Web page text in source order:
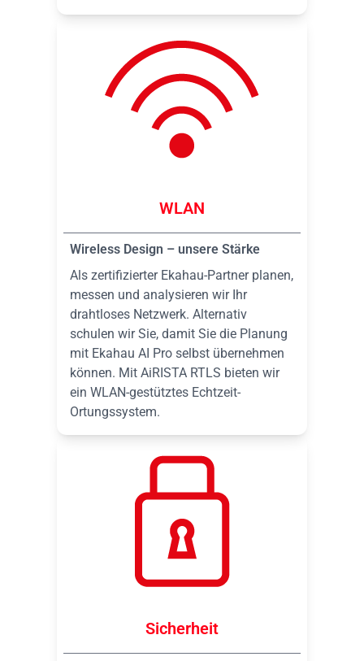
WLAN
Wireless Design – unsere Stärke
Als zertifizierter Ekahau-Partner planen,
messen und analysieren wir Ihr
drahtloses Netzwerk. Alternativ
schulen wir Sie, damit Sie die Planung
mit Ekahau AI Pro selbst übernehmen
können. Mit AiRISTA RTLS bieten wir
ein WLAN-gestütztes Echtzeit-
Ortungssystem.
Sicherheit